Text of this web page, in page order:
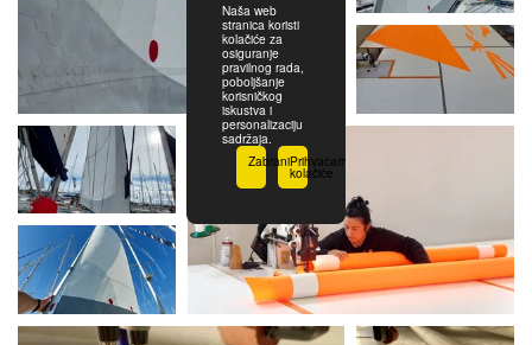
Prihvaćam
kolačiće
Zabrani
Naša web
stranica koristi
kolačiće za
osiguranje
pravilnog rada,
poboljšanje
korisničkog
iskustva i
personalizaciju
sadržaja.